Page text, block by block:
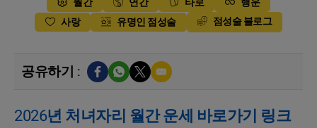
사랑
유명인 점성술 점성술 블로그
공유하기 :
2026년 처녀자리 월간 운세 바로가기 링크